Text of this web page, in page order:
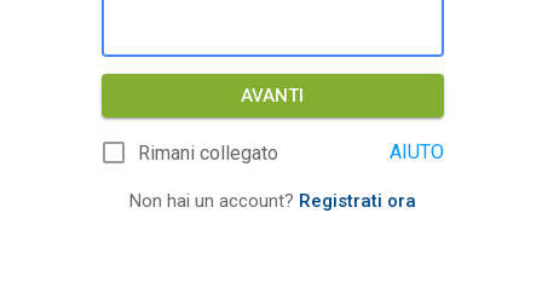
AVANTI
Rimani collegato AIUTO
Non hai un account? Registrati ora